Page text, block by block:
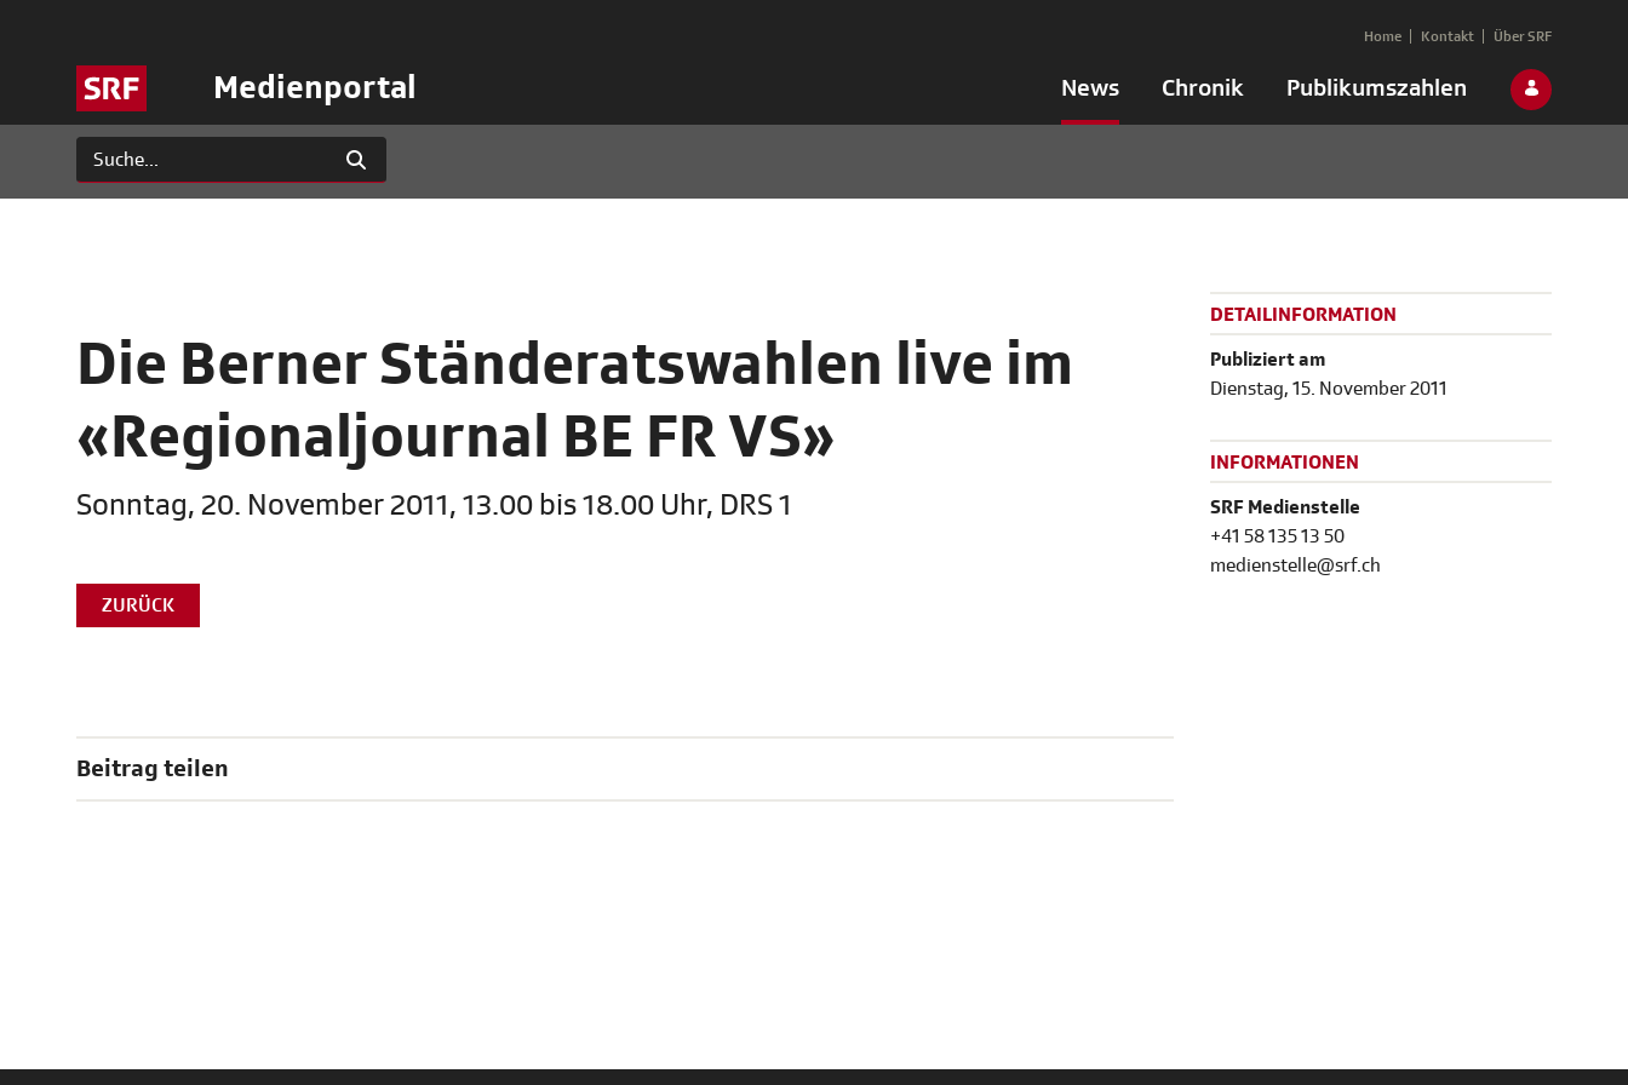
Medienportal News Chronik Publikumszahlen
Home Kontakt Über SRF
Die Berner Ständeratswahlen live im
«Regionaljournal BE FR VS»
Sonntag, 20. November 2011, 13.00 bis 18.00 Uhr, DRS 1
ZURÜCK
Beitrag teilen
DETAILINFORMATION
Publiziert am
Dienstag, 15. November 2011
INFORMATIONEN
SRF Medienstelle
+41 58 135 13 50
medienstelle@srf.ch